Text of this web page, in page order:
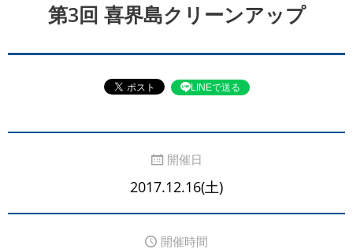
第3回 喜界島クリーンアップ
LINEで送る
開催日
2017.12.16(土)
開催時間